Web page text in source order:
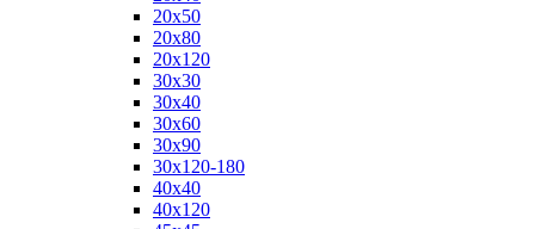
20x50
20x80
20x120
30x30
30x40
30x60
30x90
30x120-180
40x40
40x120